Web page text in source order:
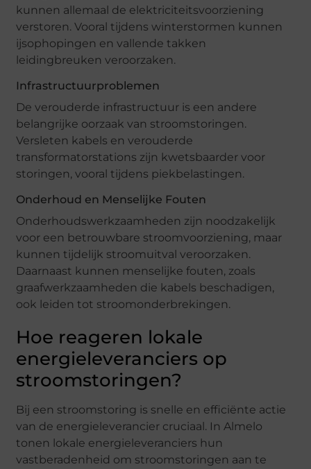
kunnen allemaal de elektriciteitsvoorziening
verstoren. Vooral tijdens winterstormen kunnen
ijsophopingen en vallende takken
leidingbreuken veroorzaken.
Infrastructuurproblemen
De verouderde infrastructuur is een andere
belangrijke oorzaak van stroomstoringen.
Versleten kabels en verouderde
transformatorstations zijn kwetsbaarder voor
storingen, vooral tijdens piekbelastingen.
Onderhoud en Menselijke Fouten
Onderhoudswerkzaamheden zijn noodzakelijk
voor een betrouwbare stroomvoorziening, maar
kunnen tijdelijk stroomuitval veroorzaken.
Daarnaast kunnen menselijke fouten, zoals
graafwerkzaamheden die kabels beschadigen,
ook leiden tot stroomonderbrekingen.
Hoe reageren lokale
energieleveranciers op
stroomstoringen?
Bij een stroomstoring is snelle en efficiënte actie
van de energieleverancier cruciaal. In Almelo
tonen lokale energieleveranciers hun
vastberadenheid om stroomstoringen aan te